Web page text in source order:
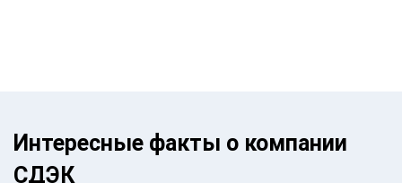
Интересные факты о компании
СДЭК